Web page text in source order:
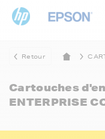
Retour
Cartouches
ENTERPRISE